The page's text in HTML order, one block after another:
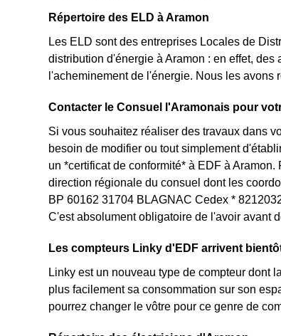
Répertoire des ELD à Aramon
Les ELD sont des entreprises Locales de
distribution d'énergie à Aramon : en effet,
l'acheminement de l'énergie. Nous les
Contacter le Consuel l'Aramonais pour
Si vous souhaitez réaliser des travaux dans
besoin de modifier ou tout simplement
un *certificat de conformité* à EDF à
direction régionale du consuel dont les
BP 60162 31704 BLAGNAC Cedex *
C'est absolument obligatoire de l'avoir avant
Les compteurs Linky d'EDF arrivent
Linky est un nouveau type de compteur dont
plus facilement sa consommation sur son
pourrez changer le vôtre pour ce genre de